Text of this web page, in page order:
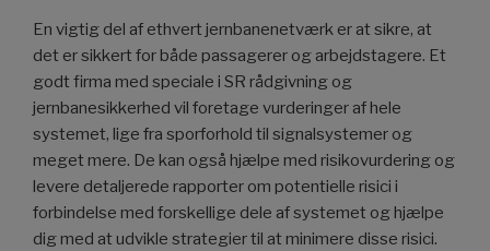
En vigtig del af ethvert jernbanenetværk er at sikre, at
det er sikkert for både passagerer og arbejdstagere. Et
godt firma med speciale i SR rådgivning og
jernbanesikkerhed vil foretage vurderinger af hele
systemet, lige fra sporforhold til signalsystemer og
meget mere. De kan også hjælpe med risikovurdering og
levere detaljerede rapporter om potentielle risici i
forbindelse med forskellige dele af systemet og hjælpe
dig med at udvikle strategier til at minimere disse risici.